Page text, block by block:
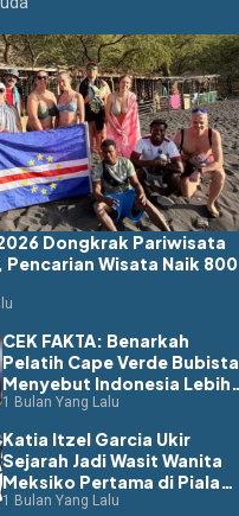
Dongkrak Pariwisata
Pencarian Wisata Naik 800
CEK FAKTA: Benarkah
Pelatih Cape Verde Bubista
Menyebut Indonesia Lebih
Layak ke Piala Dunia?
1 Bulan Yang Lalu
Katia Itzel Garcia Ukir
Sejarah Jadi Wasit Wanita
Meksiko Pertama di Piala
Dunia
1 Bulan Yang Lalu